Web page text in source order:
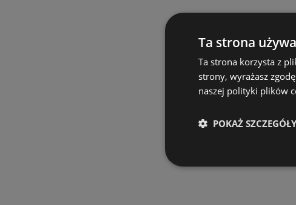
Ta strona
Ta strona korzysta z
strony, wyrażasz
naszej polityki plików
POKAŻ SZCZEGÓŁY